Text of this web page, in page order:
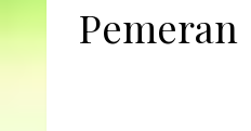
Pemeran